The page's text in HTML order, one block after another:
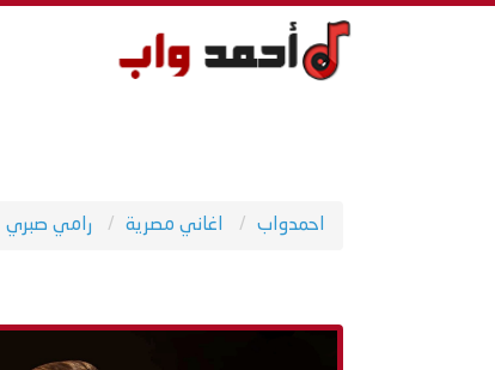
احمدواب اغاني مصرية رامي صبري